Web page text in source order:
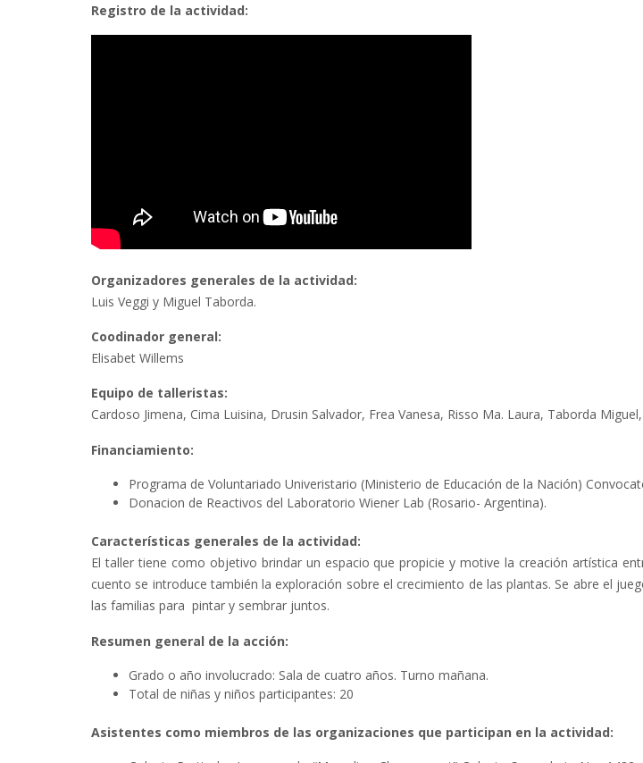
Registro de la actividad:
Organizadores generales de la actividad:
Luis Veggi y Miguel Taborda.
Coodinador general:
Elisabet Willems
Equipo de talleristas:
Cardoso Jimena, Cima Luisina, Drusin Salvador, Frea Vanesa, Risso Ma. Laura, Taborda
Financiamiento:
Programa de Voluntariado Univeristario (Ministerio de Educación de la Nación)
Donacion de Reactivos del Laboratorio Wiener Lab (Rosario- Argentina).
Características generales de la actividad:
El taller tiene como objetivo brindar un espacio que propicie y motive la creación artística
cuento se introduce también la exploración sobre el crecimiento de las plantas. Se abre el
las familias para pintar y sembrar juntos.
Resumen general de la acción:
Grado o año involucrado: Sala de cuatro años. Turno mañana.
Total de niñas y niños participantes: 20
Asistentes como miembros de las organizaciones que participan en la actividad: